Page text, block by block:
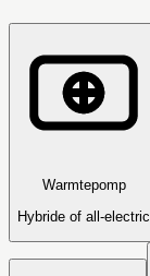
Warmtepomp
Hybride of all-electric